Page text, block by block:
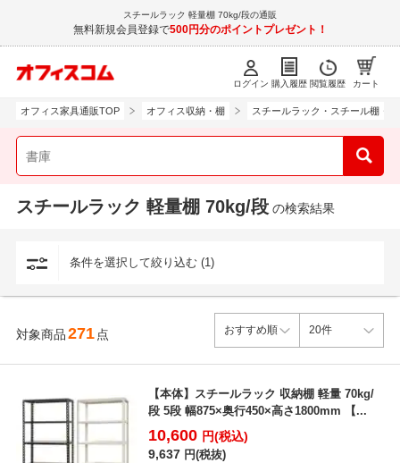
スチールラック 軽量棚 70kg/段の通販
無料新規会員登録で500円分のポイントプレゼント！
ログイン 購入履歴 閲覧履歴 カート
オフィス家具通販TOP オフィス収納・棚 スチールラック・スチール棚・
スチールラック 軽量棚 70kg/段 の検索結果
条件を選択して絞り込む (1)
対象商品271 点
【本体】スチールラック 収納棚 軽量 70kg/
段 5段 幅875×奥行450×高さ1800mm 【...
10,600 円(税込)
9,637 円(税抜)